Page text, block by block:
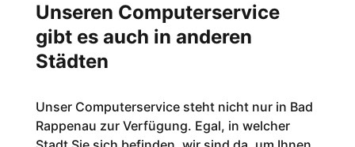
Unseren Computerservice
gibt es auch in anderen
Städten
Unser Computerservice steht nicht nur in Bad
Rappenau zur Verfügung. Egal, in welcher